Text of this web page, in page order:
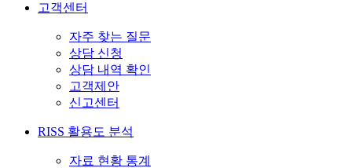
고객센터
자주 찾는 질문
상담 신청
상담 내역 확인
고객제안
신고센터
RISS 활용도 분석
자료 현황 통계